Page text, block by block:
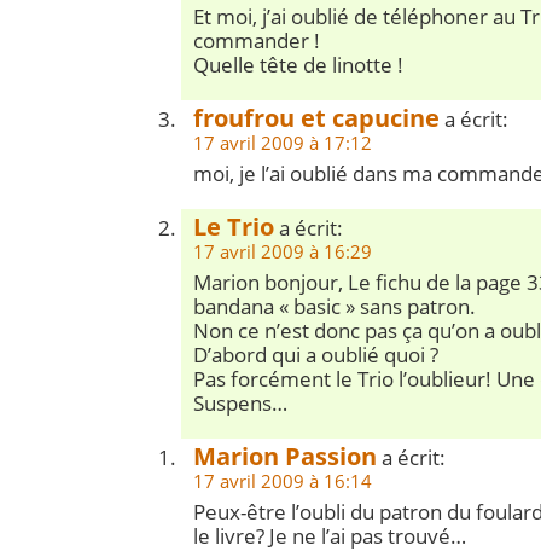
Et moi, j’ai oublié de téléphoner au
commander !
Quelle tête de linotte !
froufrou et capucine a écrit:
17 avril 2009 à 17:12
moi, je l’ai oublié dans ma
Le Trioa écrit:
17 avril 2009 à 16:29
Marion bonjour, Le fichu de la page
bandana « basic » sans patron.
Non ce n’est donc pas ça qu’on a
D’abord qui a oublié quoi ?
Pas forcément le Trio l’oublieur! Une
Suspens…
Marion Passion a écrit:
17 avril 2009 à 16:14
Peux-être l’oubli du patron du
le livre? Je ne l’ai pas trouvé…